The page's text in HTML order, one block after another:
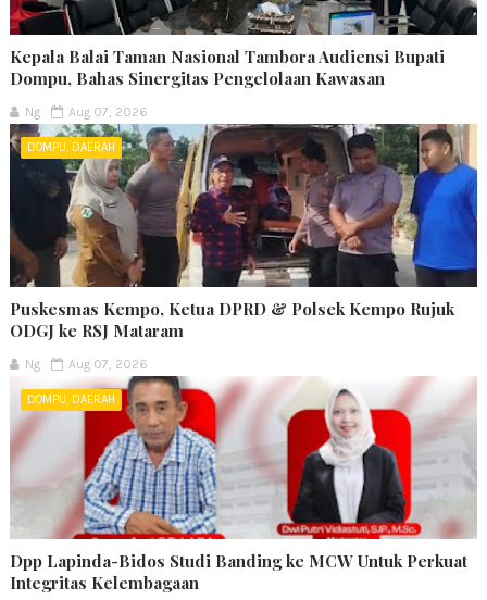
Kepala Balai Taman Nasional Tambora Audiensi Bupati
Dompu, Bahas Sinergitas Pengelolaan Kawasan
Ng Aug 07, 2026
DOMPU. DAERAH
Puskesmas Kempo, Ketua DPRD & Polsek Kempo Rujuk
ODGJ ke RSJ Mataram
Ng Aug 07, 2026
DOMPU. DAERAH
Dpp Lapinda-Bidos Studi Banding ke MCW Untuk Perkuat
Integritas Kelembagaan